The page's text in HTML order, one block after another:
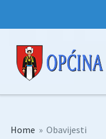
Home » Obavijesti